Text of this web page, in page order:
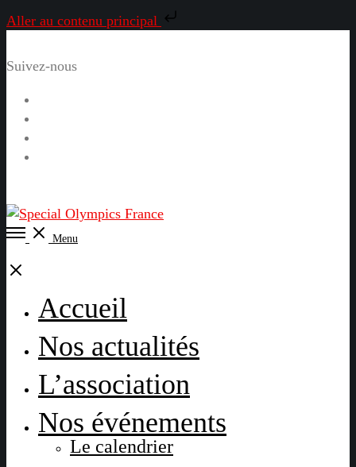
Aller au contenu principal
Suivez-nous
Open
Menu
Close
Accueil
Nos actualités
L’association
Nos événements
Le calendrier